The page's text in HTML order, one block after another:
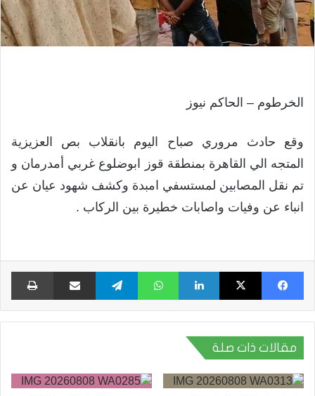
الخرطوم – الحاكم نيوز
وقع حادث مروري صباح اليوم بانقلاب بص العزيزية
المتجه الي القاهرة بمنطقة قوز ابوضلوع غربي أمدرمان و
تم نقل المصابين لمستسفي امبدة وكشف شهود عيان عن
انباء عن وفيات واصابات خطيرة بين الركاب .
فيسبوك X لينكدإن واتساب تيلقرام مشاركة عبر البريد
مقالات ذات صلة